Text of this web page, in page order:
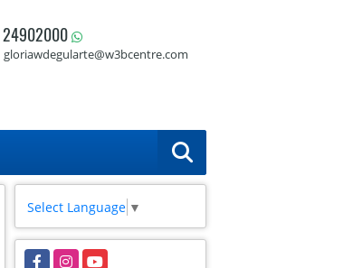
24902000
gloriawdegularte@w3bcentre.com
Select Language ▼
FacebookInstagramYouTube